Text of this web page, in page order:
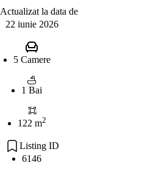
Actualizat la data de
22 iunie 2026
5 Camere
1 Bai
122 m2
Listing ID
6146